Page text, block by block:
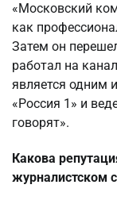
«Московский
как
Затем он
работал на
является одним
«Россия 1» и
говорят».
Какова
журналистском